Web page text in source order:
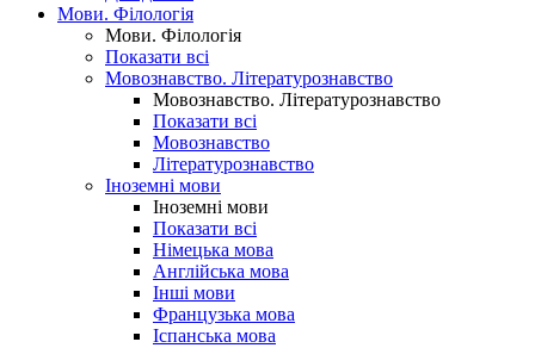
Мови. Філологія
Мови. Філологія
Показати всі
Мовознавство. Літературознавство
Мовознавство. Літературознавство
Показати всі
Мовознавство
Літературознавство
Іноземні мови
Іноземні мови
Показати всі
Німецька мова
Англійська мова
Інші мови
Французька мова
Іспанська мова